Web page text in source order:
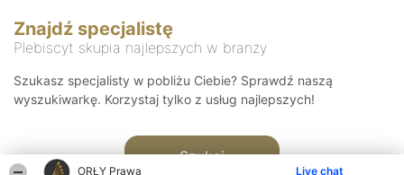
ORŁY Prawa Live chat
Znajdź specjalistę
Plebiscyt skupia najlepszych w branży
Szukasz specjalisty w pobliżu Ciebie? Sprawdź naszą
wyszukiwarkę. Korzystaj tylko z usług najlepszych!
Szukaj